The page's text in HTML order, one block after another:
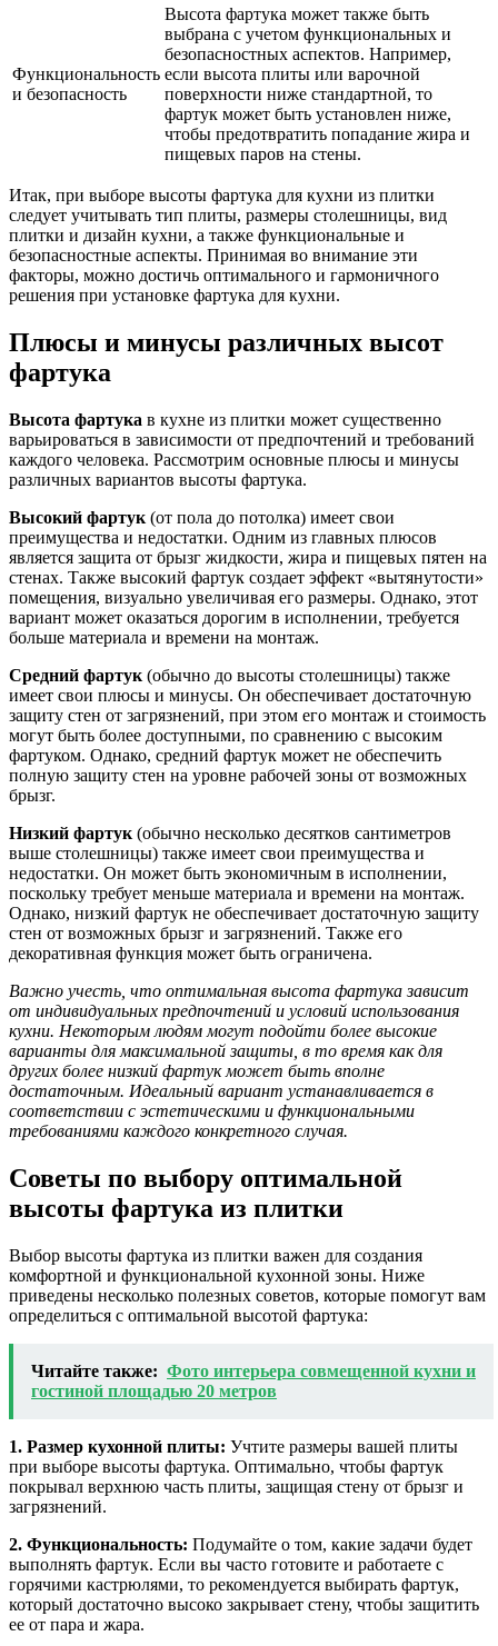
Функциональность
и безопасность
Высота фартука может также быть
выбрана с учетом функциональных и
безопасностных аспектов. Например,
если высота плиты или варочной
поверхности ниже стандартной, то
фартук может быть установлен ниже,
чтобы предотвратить попадание жира и
пищевых паров на стены.
Итак, при выборе высоты фартука для кухни из плитки
следует учитывать тип плиты, размеры столешницы, вид
плитки и дизайн кухни, а также функциональные и
безопасностные аспекты. Принимая во внимание эти
факторы, можно достичь оптимального и гармоничного
решения при установке фартука для кухни.
Плюсы и минусы различных высот
фартука
Высота фартука в кухне из плитки может существенно
варьироваться в зависимости от предпочтений и требований
каждого человека. Рассмотрим основные плюсы и минусы
различных вариантов высоты фартука.
Высокий фартук (от пола до потолка) имеет свои
преимущества и недостатки. Одним из главных плюсов
является защита от брызг жидкости, жира и пищевых пятен на
стенах. Также высокий фартук создает эффект «вытянутости»
помещения, визуально увеличивая его размеры. Однако, этот
вариант может оказаться дорогим в исполнении, требуется
больше материала и времени на монтаж.
Средний фартук (обычно до высоты столешницы) также
имеет свои плюсы и минусы. Он обеспечивает достаточную
защиту стен от загрязнений, при этом его монтаж и стоимость
могут быть более доступными, по сравнению с высоким
фартуком. Однако, средний фартук может не обеспечить
полную защиту стен на уровне рабочей зоны от возможных
брызг.
Низкий фартук (обычно несколько десятков сантиметров
выше столешницы) также имеет свои преимущества и
недостатки. Он может быть экономичным в исполнении,
поскольку требует меньше материала и времени на монтаж.
Однако, низкий фартук не обеспечивает достаточную защиту
стен от возможных брызг и загрязнений. Также его
декоративная функция может быть ограничена.
Важно учесть, что оптимальная высота фартука зависит
от индивидуальных предпочтений и условий использования
кухни. Некоторым людям могут подойти более высокие
варианты для максимальной защиты, в то время как для
других более низкий фартук может быть вполне
достаточным. Идеальный вариант устанавливается в
соответствии с эстетическими и функциональными
требованиями каждого конкретного случая.
Советы по выбору оптимальной
высоты фартука из плитки
Выбор высоты фартука из плитки важен для создания
комфортной и функциональной кухонной зоны. Ниже
приведены несколько полезных советов, которые помогут вам
определиться с оптимальной высотой фартука:
Читайте также: Фото интерьера совмещенной кухни и
гостиной площадью 20 метров
1. Размер кухонной плиты: Учтите размеры вашей плиты
при выборе высоты фартука. Оптимально, чтобы фартук
покрывал верхнюю часть плиты, защищая стену от брызг и
загрязнений.
2. Функциональность: Подумайте о том, какие задачи будет
выполнять фартук. Если вы часто готовите и работаете с
горячими кастрюлями, то рекомендуется выбирать фартук,
который достаточно высоко закрывает стену, чтобы защитить
ее от пара и жара.